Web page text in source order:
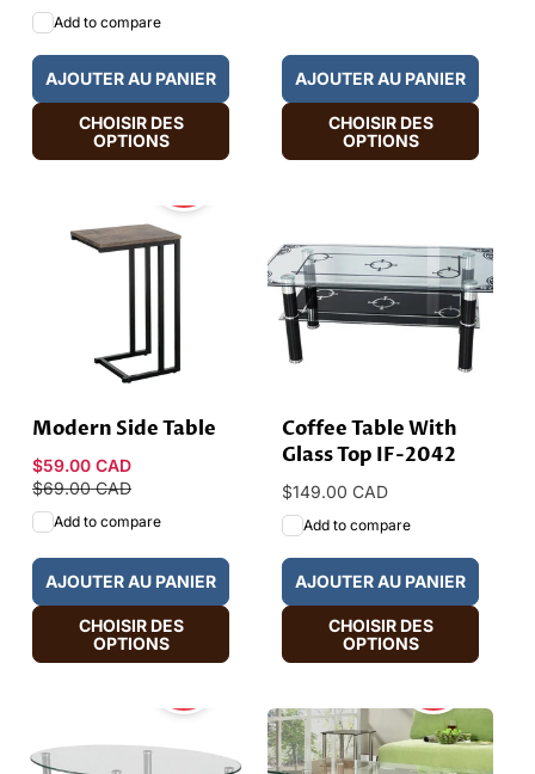
Add to compare
AJOUTER AU PANIER
CHOISIR DES
OPTIONS
AJOUTER AU PANIER
CHOISIR DES
OPTIONS
HOT
Modern Side Table
Prix
promotionnel
$59.00 CAD
$69.00 CAD
Add to compare
AJOUTER AU PANIER
CHOISIR DES
OPTIONS
Coffee Table With
Glass Top IF-2042
Prix
habituel
$149.00 CAD
Add to compare
AJOUTER AU PANIER
CHOISIR DES
OPTIONS
HOT
HOT